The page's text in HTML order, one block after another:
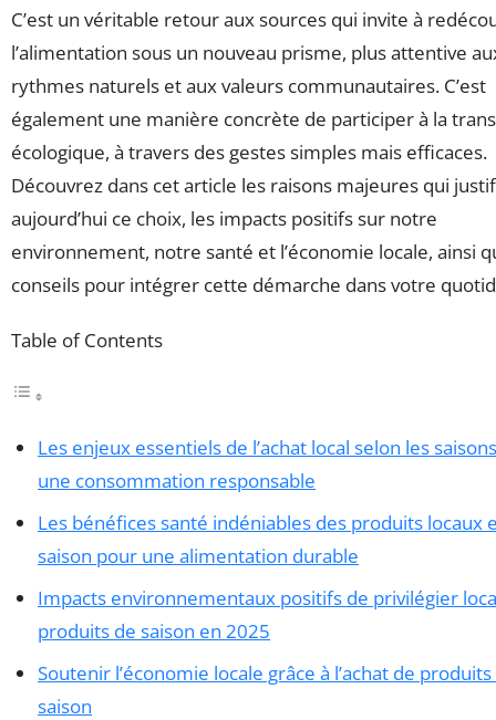
C’est un véritable retour aux sources qui invite à
l’alimentation sous un nouveau prisme, plus attentive
rythmes naturels et aux valeurs communautaires. C’est
également une manière concrète de participer à la
écologique, à travers des gestes simples mais efficaces.
Découvrez dans cet article les raisons majeures qui
aujourd’hui ce choix, les impacts positifs sur notre
environnement, notre santé et l’économie locale, ainsi
conseils pour intégrer cette démarche dans votre
Table of Contents
Les enjeux essentiels de l’achat local selon les
une consommation responsable
Les bénéfices santé indéniables des produits locaux
saison pour une alimentation durable
Impacts environnementaux positifs de privilégier
produits de saison en 2025
Soutenir l’économie locale grâce à l’achat de
saison